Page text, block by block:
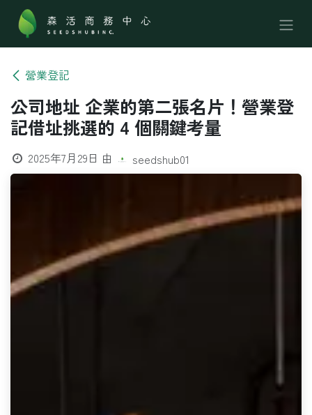
跳至內容
營業登記
公司地址 企業的第二張名片！營業登
記借址挑選的 4 個關鍵考量
2025年7月29日 由 seedshub01